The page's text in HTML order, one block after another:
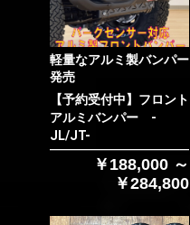
軽量なアルミ製バンパー
発売
【予約受付中】フロント
アルミバンパー -
JL/JT-
￥188,000 ～
￥284,800